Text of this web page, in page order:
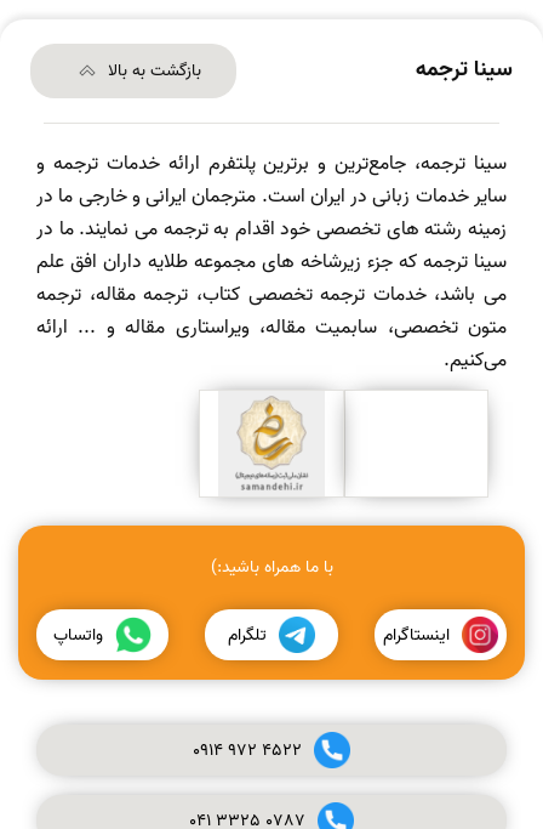
سینا ترجمه بازگشت به بالا
سینا ترجمه، جامع‌ترین و برترین پلتفرم ارائه خدمات ترجمه و
سایر خدمات زبانی در ایران است. مترجمان ایرانی و خارجی ما در
زمینه رشته های تخصصی خود اقدام به ترجمه می نمایند. ما در
سینا ترجمه که جزء زیرشاخه های مجموعه طلایه داران افق علم
می باشد، خدمات ترجمه تخصصی کتاب، ترجمه مقاله، ترجمه
متون تخصصی، سابمیت مقاله، ویراستاری مقاله و ... ارائه
می‌کنیم.
با ما همراه باشید:)
اینستاگرام تلگرام واتساپ
0914972 4522
041 3325 0787